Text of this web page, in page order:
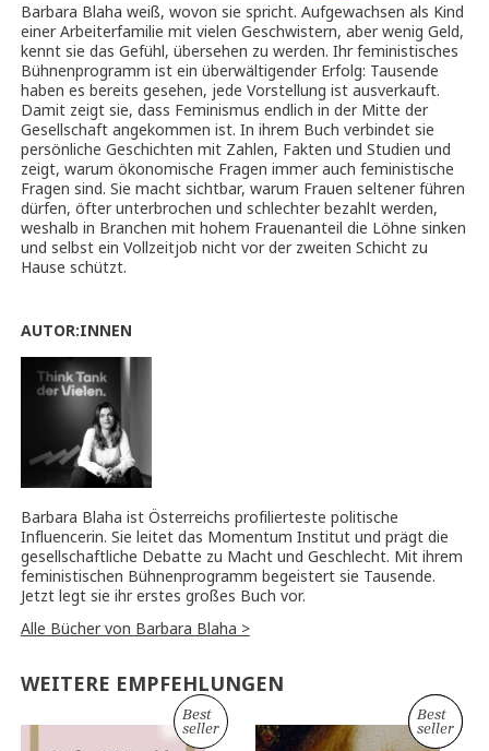
Barbara Blaha weiß, wovon sie spricht. Aufgewachsen als Kind
einer Arbeiterfamilie mit vielen Geschwistern, aber wenig Geld,
kennt sie das Gefühl, übersehen zu werden. Ihr feministisches
Bühnenprogramm ist ein überwältigender Erfolg: Tausende
haben es bereits gesehen, jede Vorstellung ist ausverkauft.
Damit zeigt sie, dass Feminismus endlich in der Mitte der
Gesellschaft angekommen ist. In ihrem Buch verbindet sie
persönliche Geschichten mit Zahlen, Fakten und Studien und
zeigt, warum ökonomische Fragen immer auch feministische
Fragen sind. Sie macht sichtbar, warum Frauen seltener führen
dürfen, öfter unterbrochen und schlechter bezahlt werden,
weshalb in Branchen mit hohem Frauenanteil die Löhne sinken
und selbst ein Vollzeitjob nicht vor der zweiten Schicht zu
Hause schützt.
AUTOR:INNEN
Barbara Blaha ist Österreichs profilierteste politische
Influencerin. Sie leitet das Momentum Institut und prägt die
gesellschaftliche Debatte zu Macht und Geschlecht. Mit ihrem
feministischen Bühnenprogramm begeistert sie Tausende.
Jetzt legt sie ihr erstes großes Buch vor.
Alle Bücher von Barbara Blaha >
WEITERE EMPFEHLUNGEN
Best
seller
Neu
Best
seller